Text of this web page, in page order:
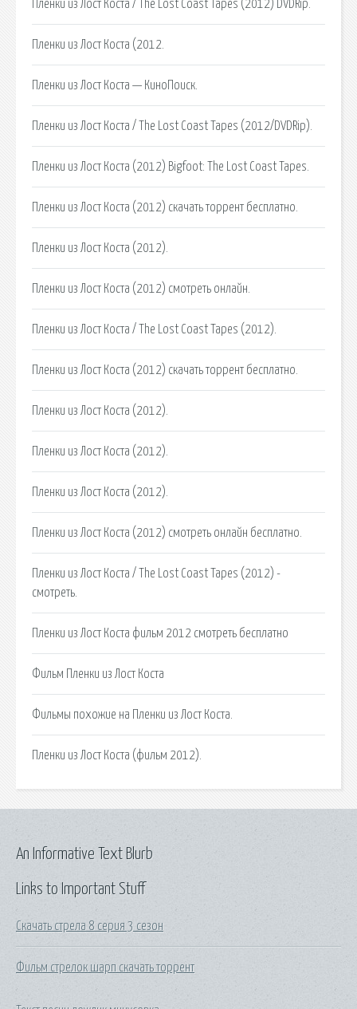
Пленки из Лост Коста / The Lost Coast Tapes (2012) DVDRip.
Пленки из Лост Коста (2012.
Пленки из Лост Коста — КиноПоиск.
Пленки из Лост Коста / The Lost Coast Tapes (2012/DVDRip).
Пленки из Лост Коста (2012) Bigfoot: The Lost Coast Tapes.
Пленки из Лост Коста (2012) скачать торрент бесплатно.
Пленки из Лост Коста (2012).
Пленки из Лост Коста (2012) смотреть онлайн.
Пленки из Лост Коста / The Lost Coast Tapes (2012).
Пленки из Лост Коста (2012) скачать торрент бесплатно.
Пленки из Лост Коста (2012).
Пленки из Лост Коста (2012).
Пленки из Лост Коста (2012).
Пленки из Лост Коста (2012) смотреть онлайн бесплатно.
Пленки из Лост Коста / The Lost Coast Tapes (2012) -
смотреть.
Пленки из Лост Коста фильм 2012 смотреть бесплатно
Фильм Пленки из Лост Коста
Фильмы похожие на Пленки из Лост Коста.
Пленки из Лост Коста (фильм 2012).
Links to Important Stuff
Скачать стрела 8 серия 3 сезон
Фильм стрелок шарп скачать торрент
An Informative Text Blurb